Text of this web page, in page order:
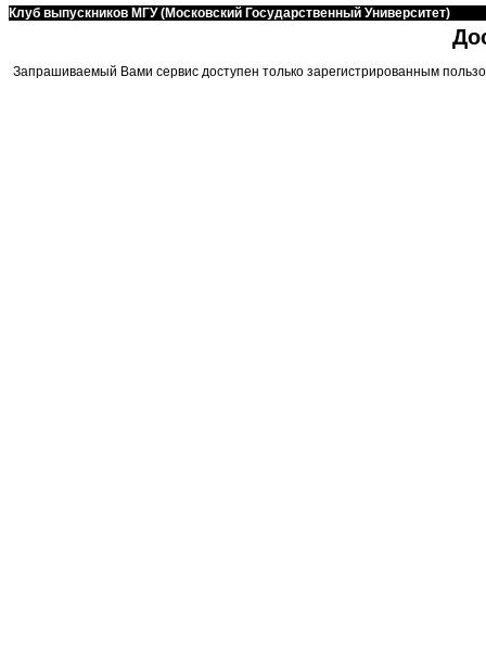
Клуб выпускников МГУ (Московский Государственный Университет)
Запрашиваемый Вами сервис доступен только зарегистрированным